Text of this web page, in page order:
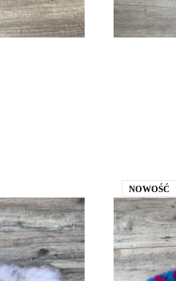
NOWOŚĆ